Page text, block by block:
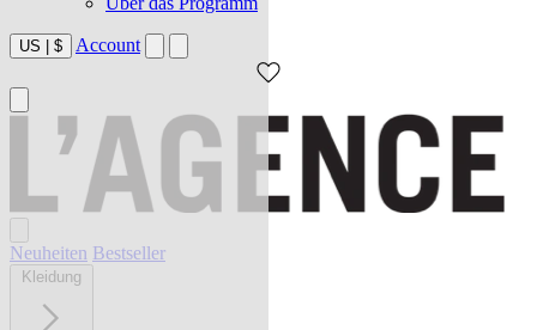
US $ Account
Neuheiten Bestseller
Kleidung